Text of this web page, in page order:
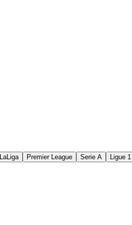
LaLiga Premier League Serie A Ligue 1